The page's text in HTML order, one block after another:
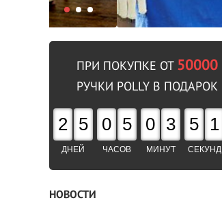
ПРИ ПОКУПКЕ ОТ 50000
РУЧКИ POLLY В ПОДАРОК
2 5
ДНЕЙ
0 5
ЧАСОВ
0 3
МИНУТ
5 0
СЕКУНД
НОВОСТИ